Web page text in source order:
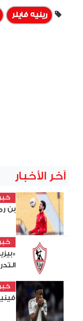
رينيه فايلر
آخر الأخبار
خبر
بن
خبر
خبر